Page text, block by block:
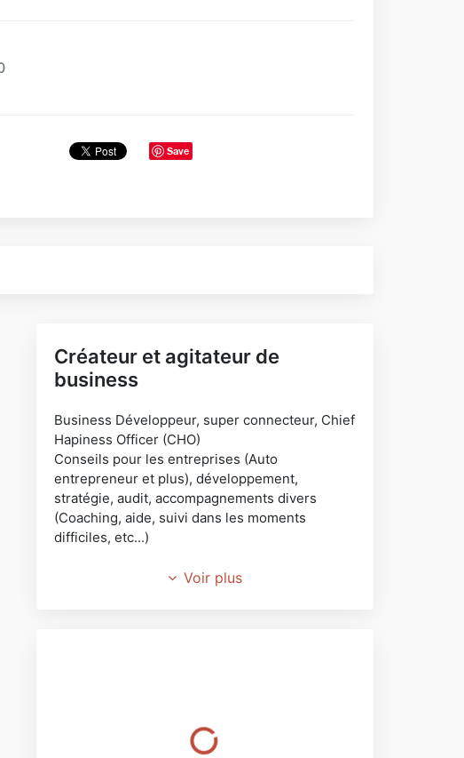
Save
Créateur et agitateur de
business
Business Développeur, super connecteur, Chief
Hapiness Officer (CHO)
Conseils pour les entreprises (Auto
entrepreneur et plus), développement,
stratégie, audit, accompagnements divers
(Coaching, aide, suivi dans les moments
difficiles, etc...)
En cours de mission pour l'application
Voir plus